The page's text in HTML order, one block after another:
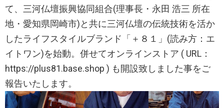
て、三河仏壇振興協同組合(理事長・永田 浩三 所在
地・愛知県岡崎市)と共に三河仏壇の伝統技術を活か
したライフスタイルブランド「＋８１」(読み方：エ
イトワン)を始動。併せてオンラインストア ( URL：
https://plus81.base.shop ) も開設致しました事をご
報告いたします。